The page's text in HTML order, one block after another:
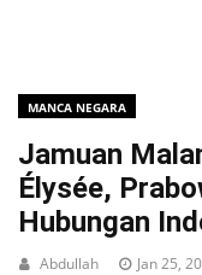
MANCA NEGARA
Jamuan
Élysée,
Hubungan
Abdullah Jan 25,